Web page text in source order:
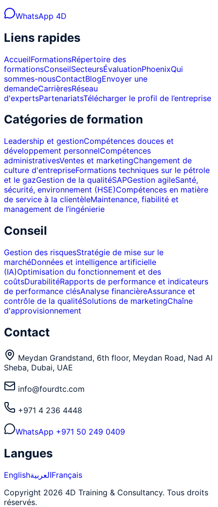
WhatsApp 4D
Liens rapides
AccueilFormationsRépertoire des
formationsConseilSecteursÉvaluationPhoenixQui
sommes-nousContactBlogEnvoyer une
demandeCarrièresRéseau
d'expertsPartenariatsTélécharger le profil de l’entreprise
Catégories de formation
Leadership et gestionCompétences douces et
développement personnelCompétences
administrativesVentes et marketingChangement de
culture d'entrepriseFormations techniques sur le pétrole
et le gazGestion de la qualitéSAPGestion agileSanté,
sécurité, environnement (HSE)Compétences en matière
de service à la clientèleMaintenance, fiabilité et
management de l’ingénierie
Conseil
Gestion des risquesStratégie de mise sur le
marchéDonnées et intelligence artificielle
(IA)Optimisation du fonctionnement et des
coûtsDurabilitéRapports de performance et indicateurs
de performance clésAnalyse financièreAssurance et
contrôle de la qualitéSolutions de marketingChaîne
d'approvisionnement
Contact
Meydan Grandstand, 6th floor, Meydan Road, Nad Al
Sheba, Dubai, UAE
info@fourdtc.com
+971 4 236 4448
WhatsApp +971 50 249 0409
Langues
EnglishالعربيةFrançais
Copyright 2026 4D Training & Consultancy. Tous droits
réservés.